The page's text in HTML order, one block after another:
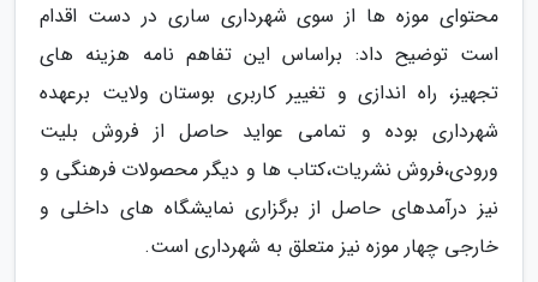
محتوای موزه ها از سوی شهرداری ساری در دست اقدام
است توضیح داد: براساس این تفاهم نامه هزینه های
تجهیز، راه اندازی و تغییر کاربری بوستان ولایت برعهده
شهرداری بوده و تمامی عواید حاصل از فروش بلیت
ورودی،فروش نشریات،کتاب ها و دیگر محصولات فرهنگی و
نیز درآمدهای حاصل از برگزاری نمایشگاه های داخلی و
خارجی چهار موزه نیز متعلق به شهرداری است.